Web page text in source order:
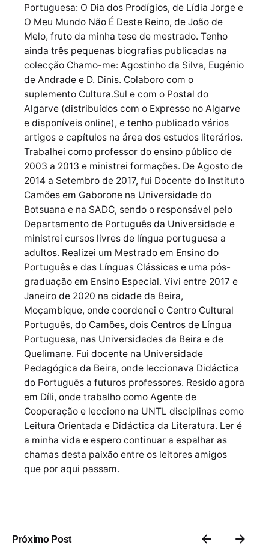
Portuguesa: O Dia dos Prodígios, de Lídia Jorge e
O Meu Mundo Não É Deste Reino, de João de
Melo, fruto da minha tese de mestrado. Tenho
ainda três pequenas biografias publicadas na
colecção Chamo-me: Agostinho da Silva, Eugénio
de Andrade e D. Dinis. Colaboro com o
suplemento Cultura.Sul e com o Postal do
Algarve (distribuídos com o Expresso no Algarve
e disponíveis online), e tenho publicado vários
artigos e capítulos na área dos estudos literários.
Trabalhei como professor do ensino público de
2003 a 2013 e ministrei formações. De Agosto de
2014 a Setembro de 2017, fui Docente do Instituto
Camões em Gaborone na Universidade do
Botsuana e na SADC, sendo o responsável pelo
Departamento de Português da Universidade e
ministrei cursos livres de língua portuguesa a
adultos. Realizei um Mestrado em Ensino do
Português e das Línguas Clássicas e uma pós-
graduação em Ensino Especial. Vivi entre 2017 e
Janeiro de 2020 na cidade da Beira,
Moçambique, onde coordenei o Centro Cultural
Português, do Camões, dois Centros de Língua
Portuguesa, nas Universidades da Beira e de
Quelimane. Fui docente na Universidade
Pedagógica da Beira, onde leccionava Didáctica
do Português a futuros professores. Resido agora
em Díli, onde trabalho como Agente de
Cooperação e lecciono na UNTL disciplinas como
Leitura Orientada e Didáctica da Literatura. Ler é
a minha vida e espero continuar a espalhar as
chamas desta paixão entre os leitores amigos
que por aqui passam.
Próximo Post